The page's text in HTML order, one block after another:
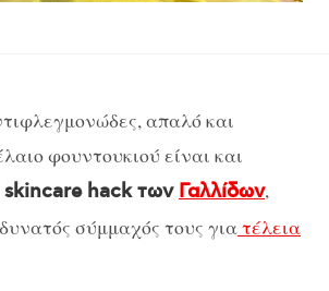
απαλό και
φουντουκιού είναι και
skincare hack των Γαλλίδων,
σύμμαχός τους γιατέλεια